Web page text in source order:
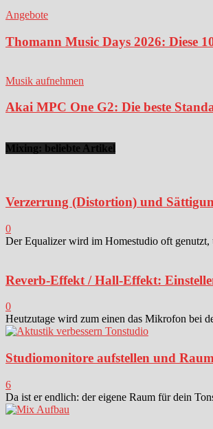
Angebote
Thomann Music Days 2026: Diese
Musik aufnehmen
Akai MPC One G2: Die beste
Mixing: beliebte Artikel
Verzerrung (Distortion) und
0
Der Equalizer wird im Homestudio oft genutzt,
Reverb-Effekt / Hall-Effekt:
0
Heutzutage wird zum einen das Mikrofon bei
Studiomonitore aufstellen und
6
Da ist er endlich: der eigene Raum für dein